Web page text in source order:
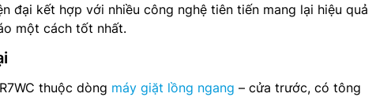
đại kết hợp với nhiều công nghệ tiên tiến mang lại hiệu quả
một cách tốt nhất.
thuộc dòng máy giặt lồng ngang – cửa trước, có tông